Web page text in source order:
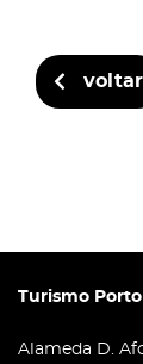
voltar
Turismo
Alameda D.